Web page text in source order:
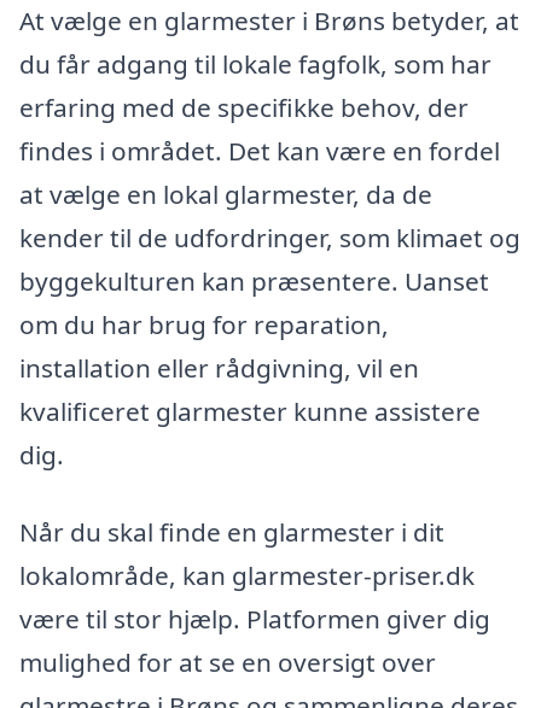
At vælge en glarmester i Brøns betyder, at
du får adgang til lokale fagfolk, som har
erfaring med de specifikke behov, der
findes i området. Det kan være en fordel
at vælge en lokal glarmester, da de
kender til de udfordringer, som klimaet og
byggekulturen kan præsentere. Uanset
om du har brug for reparation,
installation eller rådgivning, vil en
kvalificeret glarmester kunne assistere
dig.
Når du skal finde en glarmester i dit
lokalområde, kan glarmester-priser.dk
være til stor hjælp. Platformen giver dig
mulighed for at se en oversigt over